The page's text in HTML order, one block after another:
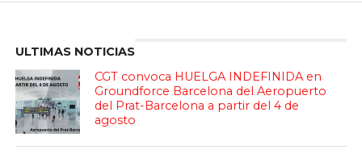
ULTIMAS NOTICIAS
CGT convoca HUELGA INDEFINIDA en
Groundforce Barcelona del Aeropuerto
del Prat-Barcelona a partir del 4 de
agosto